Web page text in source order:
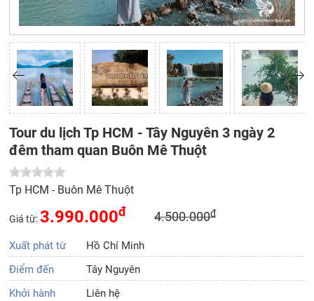
Tour du lịch Tp HCM - Tây Nguyên 3 ngày 2
đêm tham quan Buôn Mê Thuột
Tp HCM - Buôn Mê Thuột
Giá từ:3.990.000đ 4.500.000đ
Xuất phát từ
Hồ Chí Minh
Điểm đến
Tây Nguyên
Khởi hành
Liên hệ